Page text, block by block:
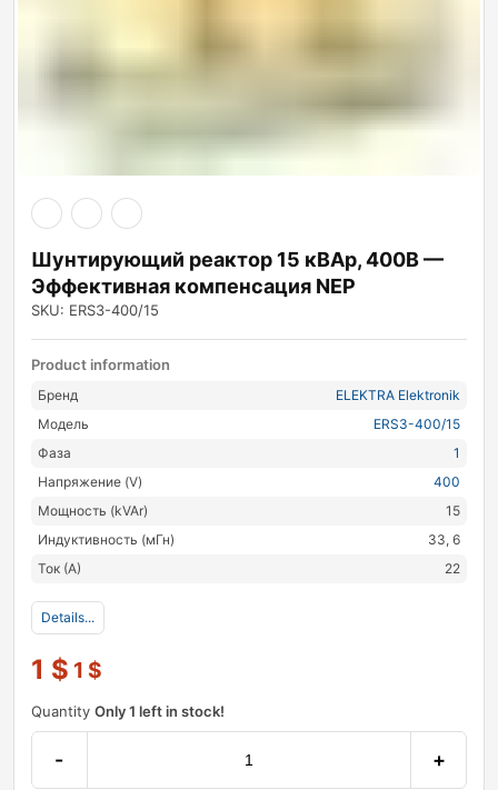
Шунтирующий реактор 15 кВАр, 400В —
Эффективная компенсация NEP
SKU: ERS3-400/15
Product information
Бренд
ELEKTRA Elektronik
Модель
ERS3-400/15
Фаза
1
Напряжение (V)
400
Мощность (kVAr)
15
Индуктивность (мГн)
33, 6
Ток (А)
22
Details...
1 $ 1 $
Quantity Only 1 left in stock!
- +